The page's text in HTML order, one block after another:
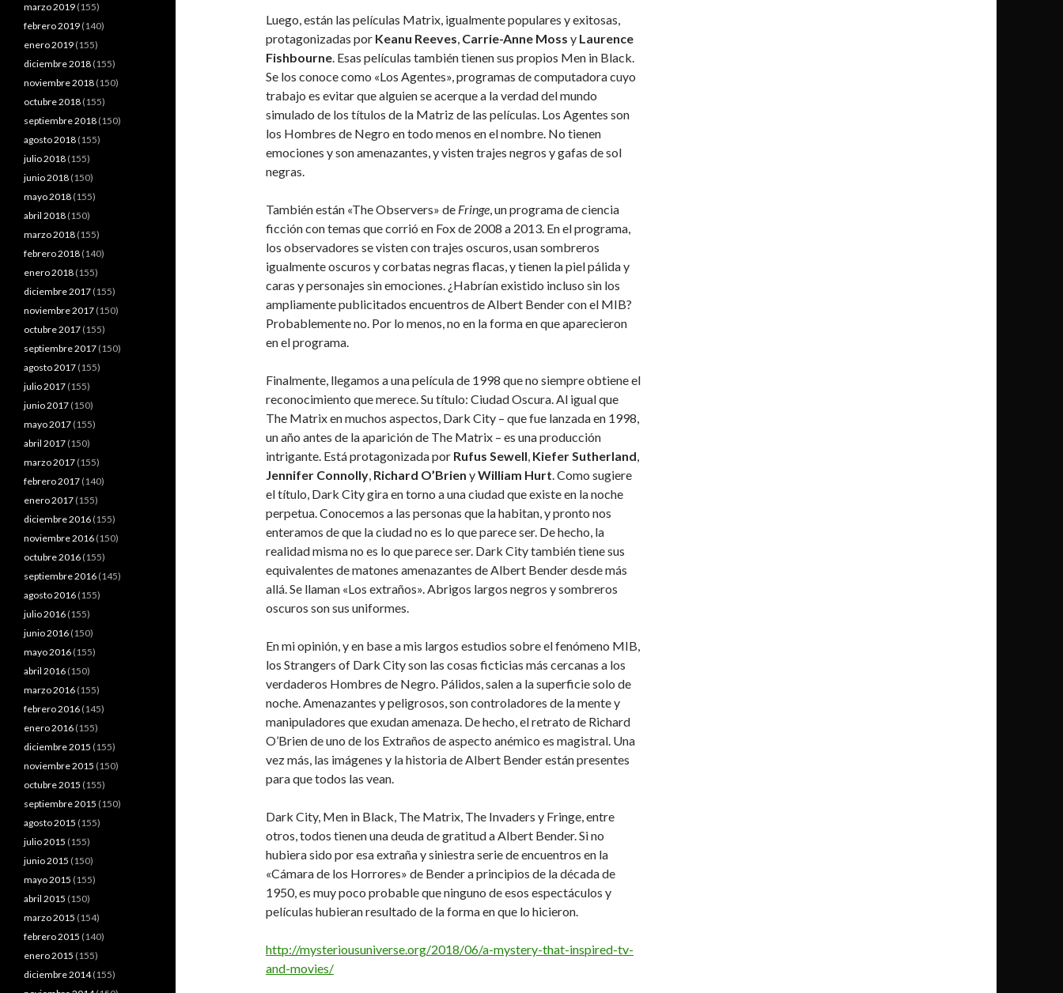
Luego, están las películas Matrix, igualmente populares y exitosas,
protagonizadas por Keanu Reeves, Carrie-Anne Moss y Laurence
Fishbourne. Esas películas también tienen sus propios Men in Black.
Se los conoce como «Los Agentes», programas de computadora cuyo
trabajo es evitar que alguien se acerque a la verdad del mundo
simulado de los títulos de la Matriz de las películas. Los Agentes son
los Hombres de Negro en todo menos en el nombre. No tienen
emociones y son amenazantes, y visten trajes negros y gafas de sol
negras.
También están «The Observers» de Fringe, un programa de ciencia
ficción con temas que corrió en Fox de 2008 a 2013. En el programa,
los observadores se visten con trajes oscuros, usan sombreros
igualmente oscuros y corbatas negras flacas, y tienen la piel pálida y
caras y personajes sin emociones. ¿Habrían existido incluso sin los
ampliamente publicitados encuentros de Albert Bender con el MIB?
Probablemente no. Por lo menos, no en la forma en que aparecieron
en el programa.
Finalmente, llegamos a una película de 1998 que no siempre obtiene el
reconocimiento que merece. Su título: Ciudad Oscura. Al igual que
The Matrix en muchos aspectos, Dark City – que fue lanzada en 1998,
un año antes de la aparición de The Matrix – es una producción
intrigante. Está protagonizada por Rufus Sewell, Kiefer Sutherland,
Jennifer Connolly, Richard O’Brien yWilliam Hurt. Como sugiere
el título, Dark City gira en torno a una ciudad que existe en la noche
perpetua. Conocemos a las personas que la habitan, y pronto nos
enteramos de que la ciudad no es lo que parece ser. De hecho, la
realidad misma no es lo que parece ser. Dark City también tiene sus
equivalentes de matones amenazantes de Albert Bender desde más
allá. Se llaman «Los extraños». Abrigos largos negros y sombreros
oscuros son sus uniformes.
En mi opinión, y en base a mis largos estudios sobre el fenómeno MIB,
los Strangers of Dark City son las cosas ficticias más cercanas a los
verdaderos Hombres de Negro. Pálidos, salen a la superficie solo de
noche. Amenazantes y peligrosos, son controladores de la mente y
manipuladores que exudan amenaza. De hecho, el retrato de Richard
O’Brien de uno de los Extraños de aspecto anémico es magistral. Una
vez más, las imágenes y la historia de Albert Bender están presentes
para que todos las vean.
Dark City, Men in Black, The Matrix, The Invaders y Fringe, entre
otros, todos tienen una deuda de gratitud a Albert Bender. Si no
hubiera sido por esa extraña y siniestra serie de encuentros en la
«Cámara de los Horrores» de Bender a principios de la década de
1950, es muy poco probable que ninguno de esos espectáculos y
películas hubieran resultado de la forma en que lo hicieron.
http://mysteriousuniverse.org/2018/06/a-mystery-that-inspired-tv-
and-movies/
marzo 2019 (155)
febrero 2019 (140)
enero 2019 (155)
diciembre 2018 (155)
noviembre 2018 (150)
octubre 2018 (155)
septiembre 2018 (150)
agosto 2018 (155)
julio 2018 (155)
junio 2018 (150)
mayo 2018 (155)
abril 2018 (150)
marzo 2018 (155)
febrero 2018 (140)
enero 2018 (155)
diciembre 2017 (155)
noviembre 2017 (150)
octubre 2017 (155)
septiembre 2017 (150)
agosto 2017 (155)
julio 2017 (155)
junio 2017 (150)
mayo 2017 (155)
abril 2017 (150)
marzo 2017 (155)
febrero 2017 (140)
enero 2017 (155)
diciembre 2016 (155)
noviembre 2016 (150)
octubre 2016 (155)
septiembre 2016 (145)
agosto 2016 (155)
julio 2016 (155)
junio 2016 (150)
mayo 2016 (155)
abril 2016 (150)
marzo 2016 (155)
febrero 2016 (145)
enero 2016 (155)
diciembre 2015 (155)
noviembre 2015 (150)
octubre 2015 (155)
septiembre 2015 (150)
agosto 2015 (155)
julio 2015 (155)
junio 2015 (150)
mayo 2015 (155)
abril 2015 (150)
marzo 2015 (154)
febrero 2015 (140)
enero 2015 (155)
diciembre 2014(155)